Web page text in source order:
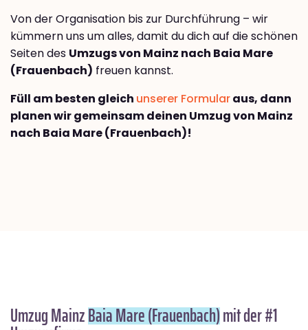
Von der Organisation bis zur Durchführung – wir
kümmern uns um alles, damit du dich auf die schönen
Seiten des Umzugs von Mainz nach Baia Mare
(Frauenbach) freuen kannst.
Füll am besten gleich unserer Formularaus, dann
planen wir gemeinsam deinen Umzug von Mainz
nach Baia Mare (Frauenbach)!
Umzug MainzBaia Mare (Frauenbach)mit der #1